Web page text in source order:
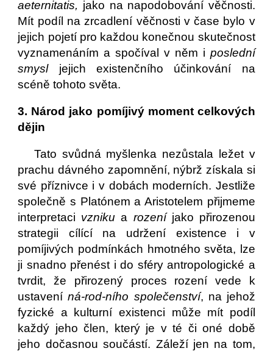
aeternitatis, jako na napodobování věčnosti.
Mít podíl na zrcadlení věčnosti v čase bylo v
jejich pojetí pro každou konečnou skutečnost
vyznamenáním a spočíval v něm i poslední
smysljejich existenčního účinkování na
scéně tohoto světa.
3. Národ jako pomíjivý moment celkových
dějin
Tato svůdná myšlenka nezůstala ležet v
prachu dávného zapomnění, nýbrž získala si
své příznivce i v dobách moderních. Jestliže
společně s Platónem a Aristotelem přijmeme
interpretaci vzniku a rozeníjako přirozenou
strategii cílící na udržení existence i v
pomíjivých podmínkách hmotného světa, lze
ji snadno přenést i do sféry antropologické a
tvrdit, že přirozený proces rození vede k
ustaveníná-rod-ního společenství, na jehož
fyzické a kulturní existenci může mít podíl
každý jeho člen, který je v té či oné době
jeho dočasnou součástí. Záleží jen na tom,